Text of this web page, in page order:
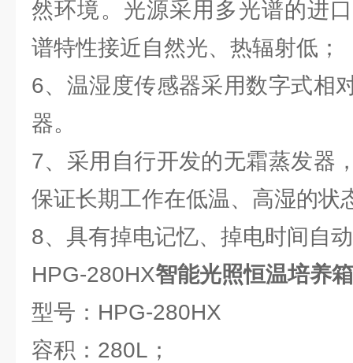
然环境。光源采用多光谱的进
谱特性接近自然光、热辐射低；
6、温湿度传感器采用数字式相
器。
7、采用自行开发的无霜蒸发器
保证长期工作在低温、高湿的状
8、具有掉电记忆、掉电时间自
HPG-280HX智能光照恒温培养箱
型号：HPG-280HX
容积：280L；